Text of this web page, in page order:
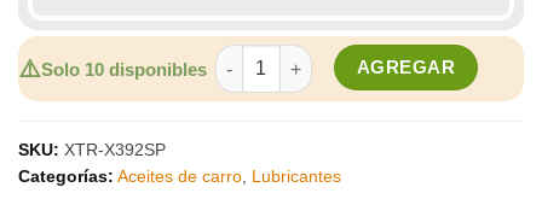
⚠️Solo 10 disponibles
Aceite XTRA-REV 0W 20 Sintético -
AGREGAR
SKU: XTR-X392SP
Categorías: Aceites de carro Lubricantes